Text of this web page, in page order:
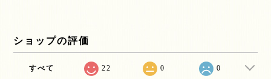
ショップの評価
すべて 22 0 0